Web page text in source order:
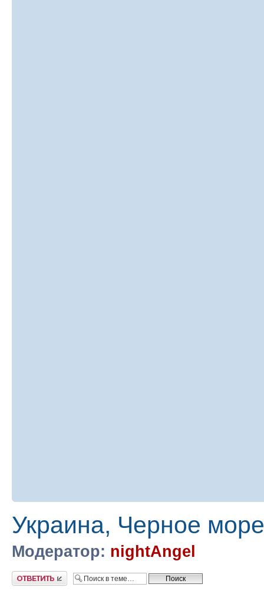
Украина, Черное
Модератор: nightAngel
Ответить